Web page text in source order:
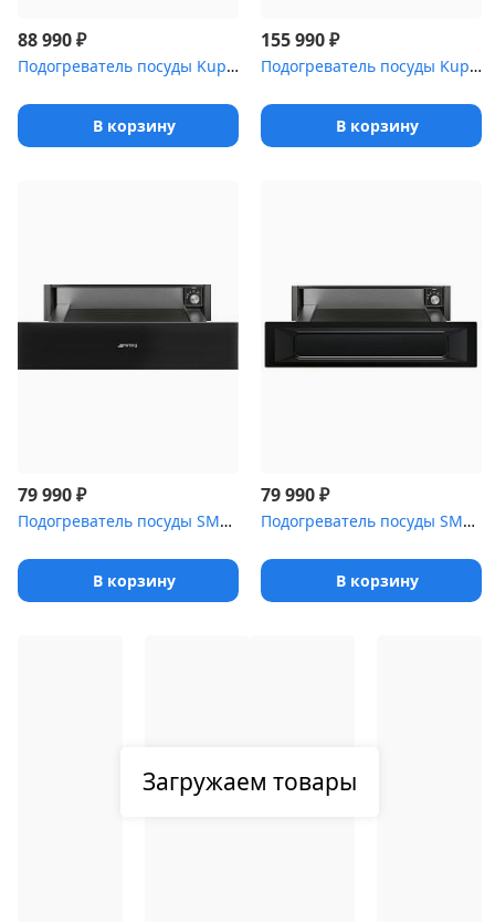
88 990₽
Подогреватель посуды Kuppersbusch CSW 6800.0 G
В корзину
155 990₽
Подогреватель посуды Kuppersbusch CSW 6800.0 G3 Silver Chrome
В корзину
79 990₽
Подогреватель посуды SMEG CPR115B3 стекло Deep Black (чёрное), от...
В корзину
79 990₽
Подогреватель посуды SMEG CPR915N 60 см, высота 14 см, цвет черны...
В корзину
Загружаем товары